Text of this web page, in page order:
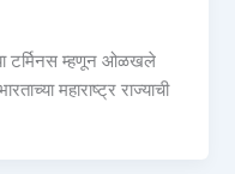
टर्मिनस म्हणून ओळखले
महाराष्ट्र राज्याची